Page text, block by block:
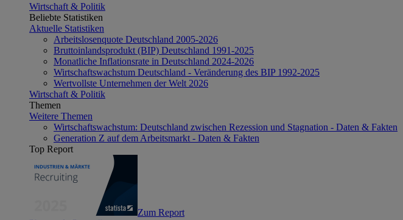
Wirtschaft & Politik
Beliebte Statistiken
Aktuelle Statistiken
Arbeitslosenquote Deutschland 2005-2026
Bruttoinlandsprodukt (BIP) Deutschland 1991-2025
Monatliche Inflationsrate in Deutschland 2024-2026
Wirtschaftswachstum Deutschland - Veränderung des BIP 1992-2025
Wertvollste Unternehmen der Welt 2026
Wirtschaft & Politik
Themen
Weitere Themen
Wirtschaftswachstum: Deutschland zwischen Rezession und Stagnation - Daten & Fakten
Generation Z auf dem Arbeitsmarkt - Daten & Fakten
Top Report
Zum Report